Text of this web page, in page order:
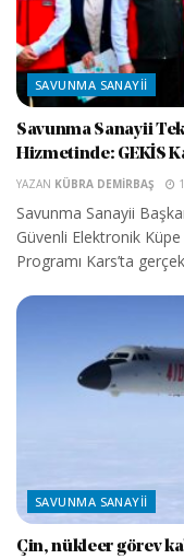
SAVUNMA SANAYII
Savunma Sanayii
Hizmetinde: GEKİS
YAZAN KÜBRA DEMIRBAŞ
Savunma Sanayii
Güvenli Elektronik
Programı Kars’ta
SAVUNMA SANAYII
Çin, nükleer görev